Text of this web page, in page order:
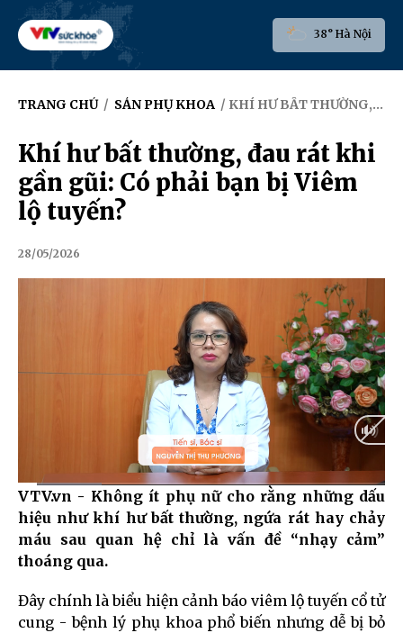
38° Hà Nội
TRANG CHỦ / SẢN PHỤ KHOA / KHÍ HƯ BẤT THƯỜNG, ĐAU RÁT KHI GẦN GŨI: CÓ PHẢI BẠN BỊ VIÊM LỘ TUYẾN?
Khí hư bất thường, đau rát khi
gần gũi: Có phải bạn bị Viêm
lộ tuyến?
28/05/2026
Current
Time
0:09 / Duration
2:56
VTV.vn - Không ít phụ nữ cho rằng những dấu
hiệu như khí hư bất thường, ngứa rát hay chảy
máu sau quan hệ chỉ là vấn đề “nhạy cảm”
thoáng qua.
Đây chính là biểu hiện cảnh báo viêm lộ tuyến cổ tử
cung - bệnh lý phụ khoa phổ biến nhưng dễ bị bỏ